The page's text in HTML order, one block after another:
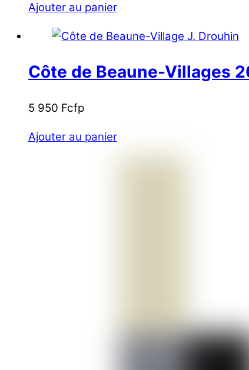
Ajouter au panier
Côte de Beaune-Villages
5 950 Fcfp
Ajouter au panier